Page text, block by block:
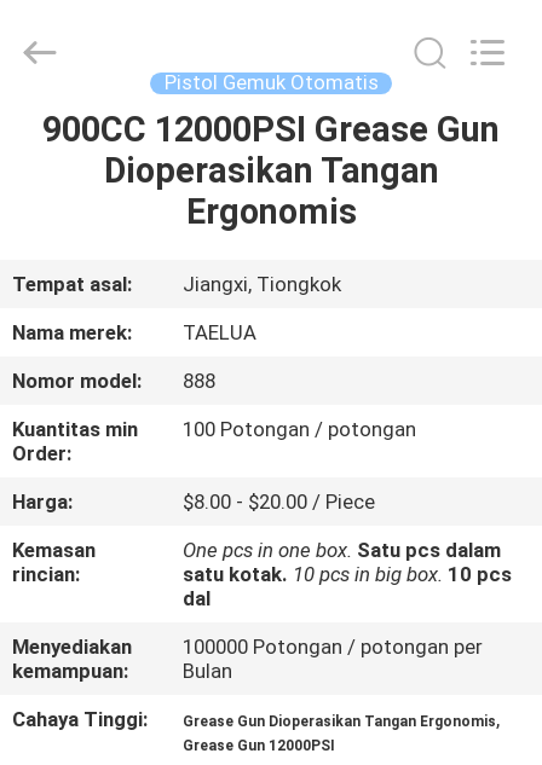
RUMAH
TENTANG
KAMI
TUR
PABRIK
KONTROL
KUALITAS
HUBUNGI
KAMI
PERMINTAAN
Spare
Parts
Reserved.
Pistol Gemuk Otomatis
900CC 12000PSI Grease Gun
Dioperasikan Tangan
Ergonomis
Tempat asal:
Jiangxi, Tiongkok
Nama merek:
TAELUA
Nomor model:
888
Kuantitas min
Order:
100 Potongan / potongan
Harga:
$8.00 - $20.00 / Piece
Kemasan
rincian:
One pcs in one box. Satu pcs dalam
satu kotak. 10 pcs in big box. 10 pcs
dal
Menyediakan
kemampuan:
100000 Potongan / potongan per
Bulan
Cahaya Tinggi:
Grease Gun Dioperasikan Tangan Ergonomis,
Grease Gun 12000PSI